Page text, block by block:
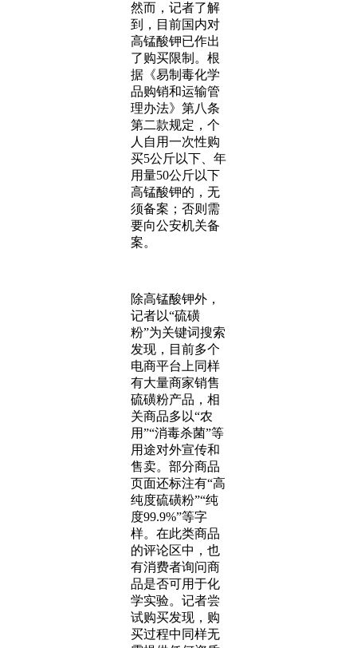
然而，记者了解
到，目前国内对
高锰酸钾已作出
了购买限制。根
据《易制毒化学
品购销和运输管
理办法》第八条
第二款规定，个
人自用一次性购
买5公斤以下、年
用量50公斤以下
高锰酸钾的，无
须备案；否则需
要向公安机关备
案。
除高锰酸钾外，
记者以“硫磺
粉”为关键词搜索
发现，目前多个
电商平台上同样
有大量商家销售
硫磺粉产品，相
关商品多以“农
用”“消毒杀菌”等
用途对外宣传和
售卖。部分商品
页面还标注有“高
纯度硫磺粉”“纯
度99.9%”等字
样。在此类商品
的评论区中，也
有消费者询问商
品是否可用于化
学实验。记者尝
试购买发现，购
买过程中同样无